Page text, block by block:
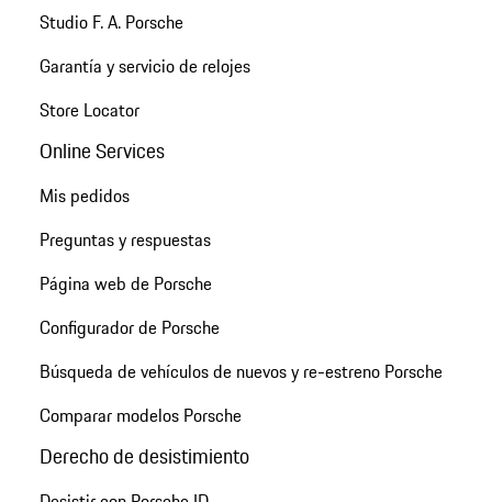
Studio F. A. Porsche
Garantía y servicio de relojes
Store Locator
Online Services
Mis pedidos
Preguntas y respuestas
Página web de Porsche
Configurador de Porsche
Búsqueda de vehículos de nuevos y re-estreno Porsche
Comparar modelos Porsche
Derecho de desistimiento